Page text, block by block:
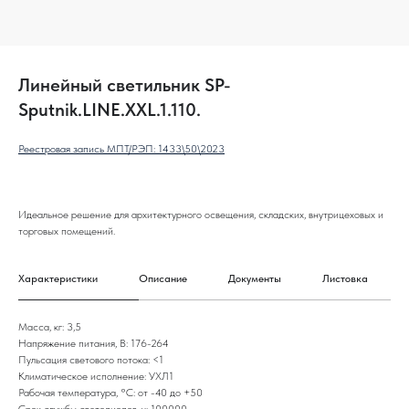
Линейный светильник SP-
Sputnik.LINE.XXL.1.110.
Реестровая запись МПТ/РЭП: 1433\50\2023
Идеальное решение для архитектурного освещения, складских, внутрицеховых и
торговых помещений.
Характеристики Описание Документы Листовка
Масса, кг: 3,5
Напряжение питания, В: 176-264
Пульсация светового потока: <1
Климатическое исполнение: УХЛ1
Рабочая температура, °С: от -40 до +50